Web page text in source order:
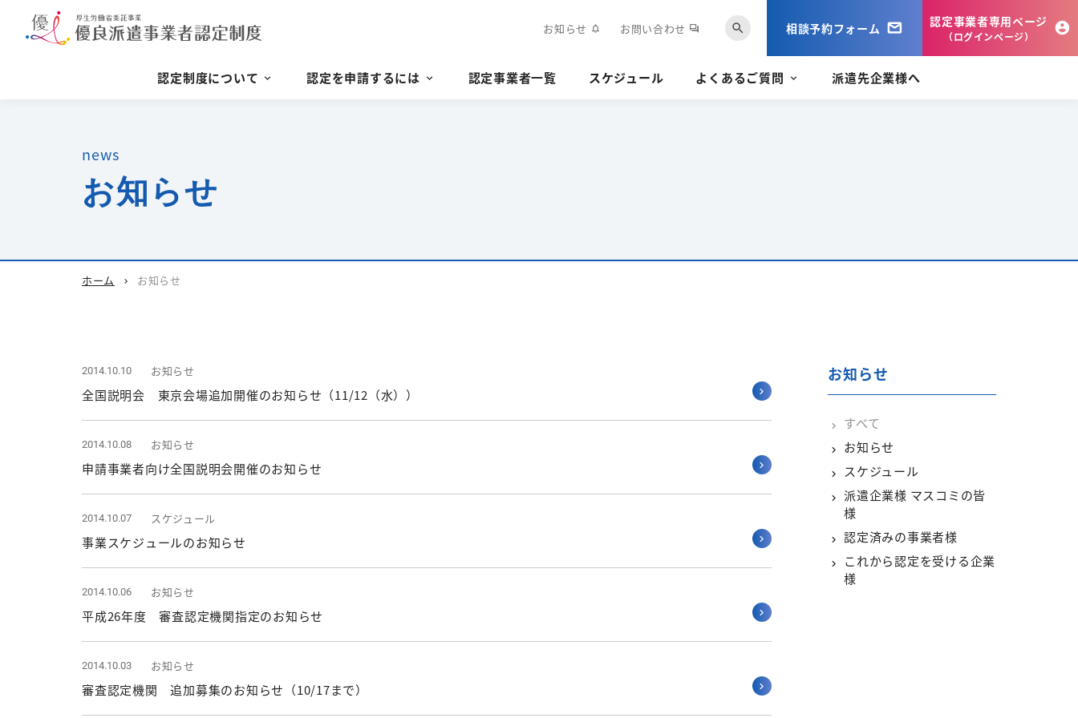
お知らせ notifications お問い合わせ forum search 相談予約フォーム 認定事業者専用ページ
（ログインページ）
認定制度について 認定を申請するには 認定事業者一覧 スケジュール よくあるご質問 派遣先企業様へ
news
お知らせ
ホーム chevron_right お知らせ
2014.10.10 お知らせ
全国説明会 東京会場追加開催のお知らせ（11/12（水））
2014.10.08 お知らせ
申請事業者向け全国説明会開催のお知らせ
2014.10.07 スケジュール
事業スケジュールのお知らせ
2014.10.06 お知らせ
平成26年度 審査認定機関指定のお知らせ
2014.10.03 お知らせ
審査認定機関 追加募集のお知らせ（10/17まで）
お知らせ
すべて
お知らせ
スケジュール
派遣企業様 マスコミの皆
様
認定済みの事業者様
これから認定を受ける企業
様